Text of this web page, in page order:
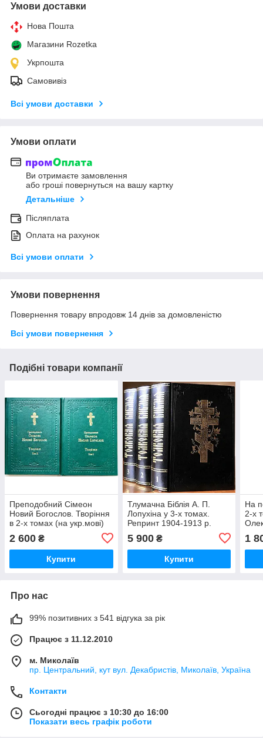
Умови доставки
Нова Пошта
Магазини Rozetka
Укрпошта
Самовивіз
Всі умови доставки
Умови оплати
Ви отримаєте замовлення
або гроші повернуться на вашу картку
Детальніше
Післяплата
Оплата на рахунок
Всі умови оплати
Умови повернення
Повернення товару впродовж 14 днів за домовленістю
Всі умови повернення
Подібні товари компанії
Преподобний Сімеон
Новий Богослов. Творіння
в 2-х томах (на укр.мові)
2 600 ₴
Купити
Тлумачна Біблія А. П.
Лопухіна у 3-х томах.
Репринт 1904-1913 р.
5 900₴
Купити
На
2-х
1
Про нас
99% позитивних з 541 відгука за рік
Працює з 11.12.2010
м. Миколаїв
пр. Центральний, кут вул. Декабристів, Миколаїв, Україна
Контакти
Сьогодні працює з 10:30 до 16:00
Показати весь графік роботи